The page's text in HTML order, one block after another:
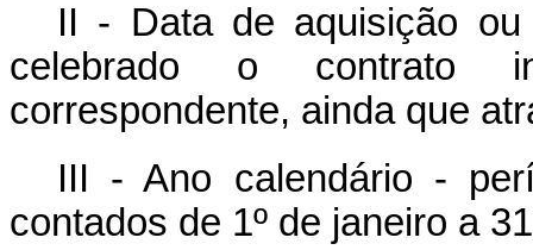
II - Data de aquisição
celebrado o contrato
correspondente, ainda que
III - Ano calendário -
contados de 1º de janeiro a